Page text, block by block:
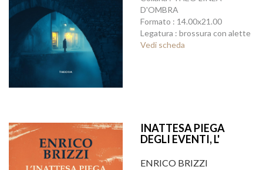
D'OMBRA
Formato : 14.00x21.00
Legatura : brossura con alette
Vedi scheda
INATTESA PIEGA
DEGLI EVENTI, L'
ENRICO BRIZZI